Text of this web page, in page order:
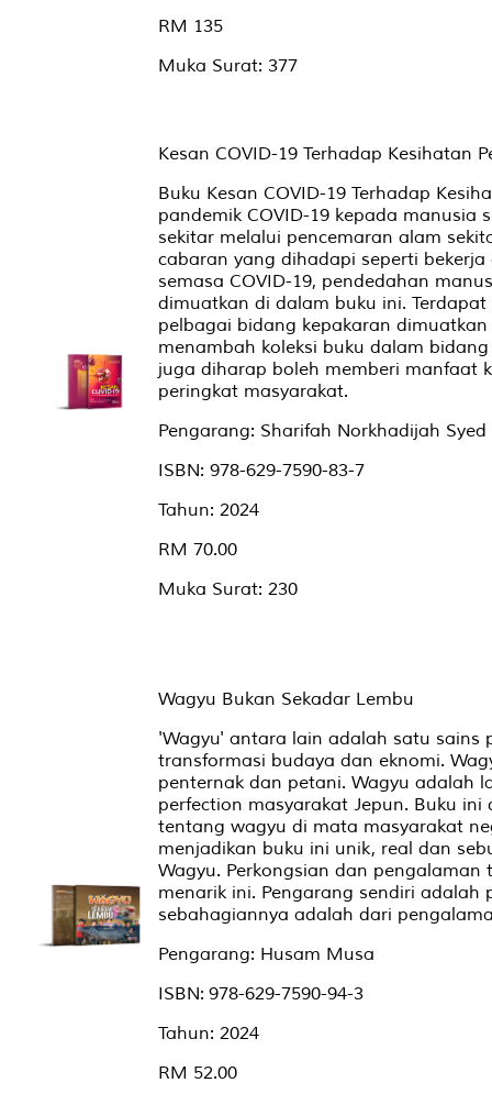
RM 135
Muka Surat: 377
Kesan COVID-19 Terhadap Kesihatan
Buku Kesan COVID-19 Terhadap
pandemik COVID-19 kepada
sekitar melalui pencemaran alam
cabaran yang dihadapi seperti
semasa COVID-19, pendedahan
dimuatkan di dalam buku ini.
pelbagai bidang kepakaran
menambah koleksi buku dalam
juga diharap boleh memberi manfaat
peringkat masyarakat.
Pengarang: Sharifah Norkhadijah
ISBN: 978-629-7590-83-7
Tahun: 2024
RM 70.00
Muka Surat: 230
Wagyu Bukan Sekadar Lembu
'Wagyu' antara lain adalah satu sains
transformasi budaya dan eknomi.
penternak dan petani. Wagyu adalah
perfection masyarakat Jepun. Buku
tentang wagyu di mata masyarakat
menjadikan buku ini unik, real dan
Wagyu. Perkongsian dan
menarik ini. Pengarang sendiri
sebahagiannya adalah dari
Pengarang: Husam Musa
ISBN: 978-629-7590-94-3
Tahun: 2024
RM 52.00